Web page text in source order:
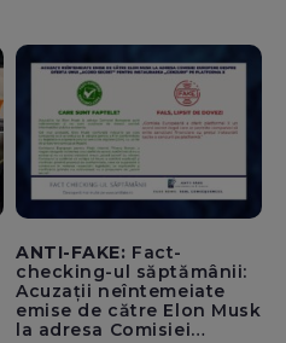
ANTI-FAKE: Fact-
checking-ul săptămânii:
Acuzații neîntemeiate
emise de către Elon Musk
la adresa Comisiei